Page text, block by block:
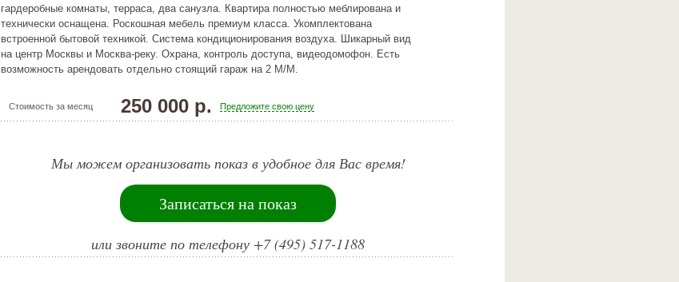
гардеробные комнаты, терраса, два санузла. Квартира полностью меблирована и
технически оснащена. Роскошная мебель премиум класса. Укомплектована
встроенной бытовой техникой. Система кондиционирования воздуха. Шикарный вид
на центр Москвы и Москва-реку. Охрана, контроль доступа, видеодомофон. Есть
возможность арендовать отдельно стоящий гараж на 2 М/М.
Стоимость за месяц 250 000 р. Предложите свою цену
Мы можем организовать показ в удобное для Вас время!
Записаться на показ
или звоните по телефону +7 (495) 517-1188